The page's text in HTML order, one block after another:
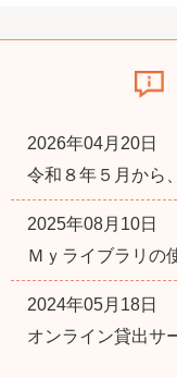
2026年04月20日
令和８年５月から
2025年08月10日
Ｍｙライブラリの
2024年05月18日
オンライン貸出サ